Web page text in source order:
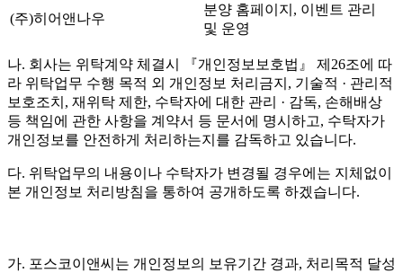
(주)히어앤나우
분양 홈페이지, 이벤트 관리
및 운영
나. 회사는 위탁계약 체결시 『개인정보보호법』 제26조에 따
라 위탁업무 수행 목적 외 개인정보 처리금지, 기술적 · 관리적
보호조치, 재위탁 제한, 수탁자에 대한 관리 · 감독, 손해배상
등 책임에 관한 사항을 계약서 등 문서에 명시하고, 수탁자가
개인정보를 안전하게 처리하는지를 감독하고 있습니다.
다. 위탁업무의 내용이나 수탁자가 변경될 경우에는 지체없이
본 개인정보 처리방침을 통하여 공개하도록 하겠습니다.
가. 포스코이앤씨는 개인정보의 보유기간 경과, 처리목적 달성